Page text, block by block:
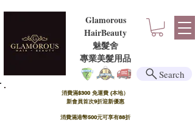
Glamorous
HairBeauty
魅髮舍
​​專業美髮用品
消費滿$300 免運費 (本地）​
新會員首次9折迎新優惠
消費滿港幣500元可享有88折
Search